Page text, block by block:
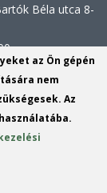
Béla utca 8-
sml
MNLSML
az Ön gépén
nem
Az